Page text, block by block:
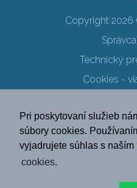
Pri poskytovaní služieb
súbory cookies.
vyjadrujete súhlas s naším
cookies.
Copyright 2026
Technický
Cookies -
Ochrana
SK EN